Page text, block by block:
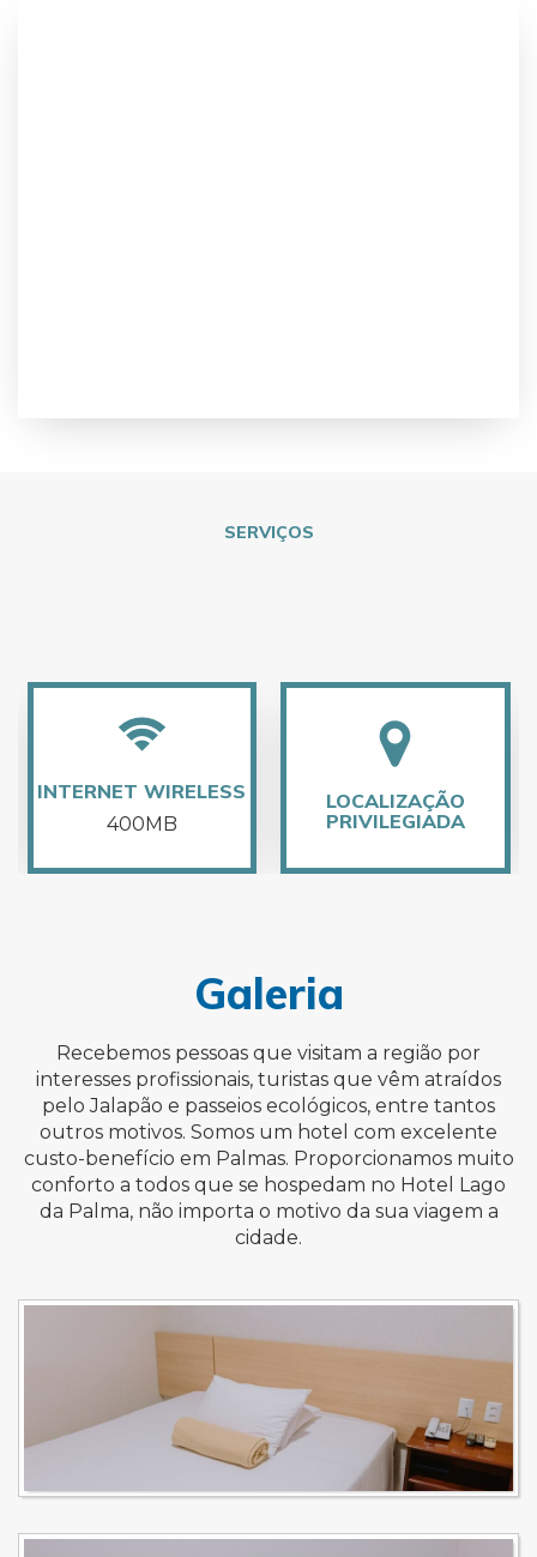
SERVIÇOS
LOCALIZAÇÃO
PRIVILEGIADA
CUSTO-BENEFÍCIO
Galeria
Recebemos pessoas que visitam a região por
interesses profissionais, turistas que vêm atraídos
pelo Jalapão e passeios ecológicos, entre tantos
outros motivos. Somos um hotel com excelente
custo-benefício em Palmas. Proporcionamos muito
conforto a todos que se hospedam no Hotel Lago
da Palma, não importa o motivo da sua viagem a
cidade.